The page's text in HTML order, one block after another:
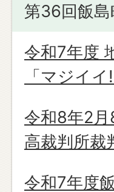
第36回飯
令和7年度
「マジイ
令和8年2
高裁判所裁
令和7年度